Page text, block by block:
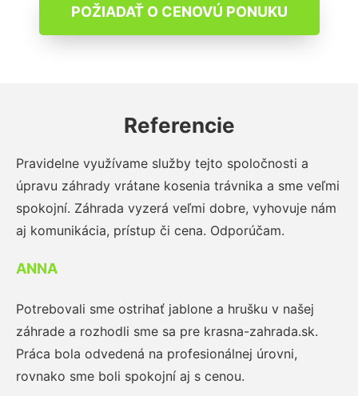
POŽIADAŤ O CENOVÚ PONUKU
Referencie
Pravidelne využívame služby tejto spoločnosti a
úpravu záhrady vrátane kosenia trávnika a sme veľmi
spokojní. Záhrada vyzerá veľmi dobre, vyhovuje nám
aj komunikácia, prístup či cena. Odporúčam.
ANNA
Potrebovali sme ostrihať jablone a hrušku v našej
záhrade a rozhodli sme sa pre krasna-zahrada.sk.
Práca bola odvedená na profesionálnej úrovni,
rovnako sme boli spokojní aj s cenou.